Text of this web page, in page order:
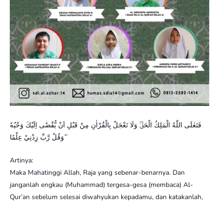
فَتَعٰلَى اللّٰهُ الْمَلِكُ الْحَقُّۚ وَلَا تَعْجَلْ بِالْقُرْاٰنِ مِنْ قَبْلِ اَنْ يُّقْضٰٓى اِلَيْكَ وَحْيُهٗ
ۖوَقُلْ رَّبِّ زِدْنِيْ عِلْمًا
Artinya:
Maka Mahatinggi Allah, Raja yang sebenar-benarnya. Dan
janganlah engkau (Muhammad) tergesa-gesa (membaca) Al-
Qur’an sebelum selesai diwahyukan kepadamu, dan katakanlah,